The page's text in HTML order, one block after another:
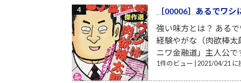
［00006］あるでワ
強い味方とは？ ある
経験やがな（肉欲棒太
ニワ金融道」主人公で
1件のビュー 2021/04/21 に